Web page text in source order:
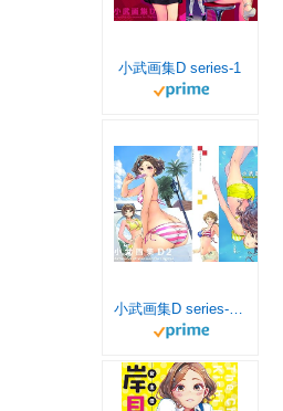
小武画集D series-1
小武画集D series-2 (小武総本家)